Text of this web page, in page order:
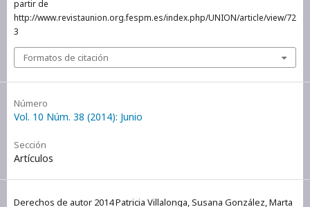
partir de
http://www.revistaunion.org.fespm.es/index.php/UNION/article/view/72
3
Formatos de citación
Número
Vol. 10 Núm. 38 (2014): Junio
Sección
Artículos
Derechos de autor 2014 Patricia Villalonga, Susana González, Marta